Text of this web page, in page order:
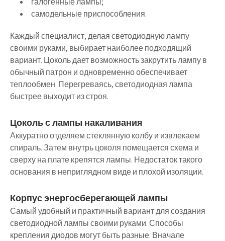
самодельные приспособления.
Каждый специалист, делая светодиодную лампу
своими руками, выбирает наиболее подходящий
вариант. Цоколь дает возможность закрутить лампу в
обычный патрон и одновременно обеспечивает
теплообмен. Перегреваясь, светодиодная лампа
быстрее выходит из строя.
Цоколь с лампы накаливания
Аккуратно отделяем стеклянную колбу и извлекаем
спираль. Затем внутрь цоколя помещается схема и
сверху на плате крепятся лампы. Недостаток такого
основания в неприглядном виде и плохой изоляции.
Корпус энергосберегающей лампы
Самый удобный и практичный вариант для создания
светодиодной лампы своими руками. Способы
крепления диодов могут быть разные. Вначале